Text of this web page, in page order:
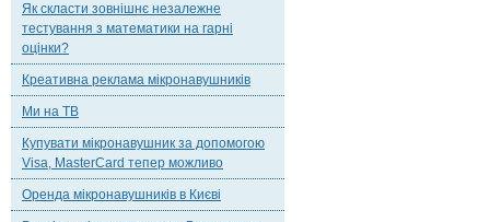
Як скласти зовнішнє незалежне
тестування з математики на гарні
оцінки?
Креативна реклама мікронавушників
Ми на ТВ
Купувати мікронавушник за допомогою
Visa, MasterCard тепер можливо
Оренда мікронавушників в Києві